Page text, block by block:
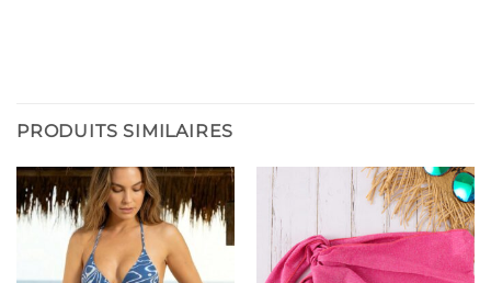
PRODUITS SIMILAIRES